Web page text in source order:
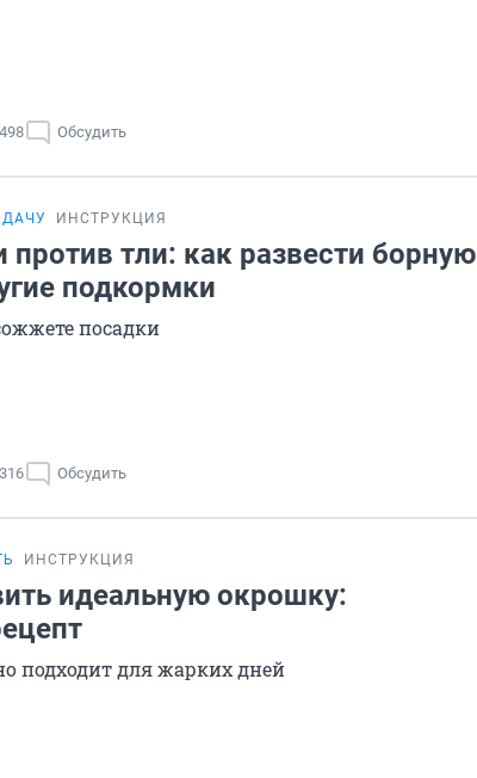
498 Обсудить
ИНСТРУКЦИЯ
тли: как развести борную
подкормки
посадки
316 Обсудить
ИНСТРУКЦИЯ
идеальную окрошку:
подходит для жарких дней